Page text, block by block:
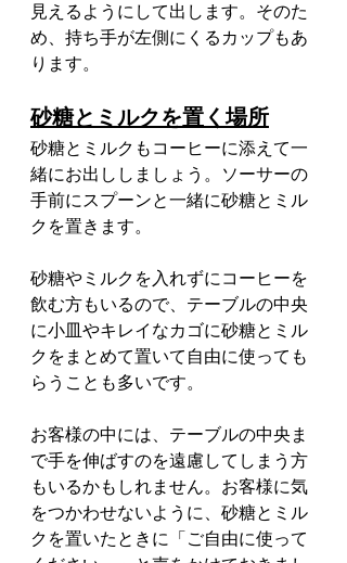
見えるようにして出します。そのた
め、持ち手が左側にくるカップもあ
ります。
砂糖とミルクを置く場所
砂糖とミルクもコーヒーに添えて一
緒にお出ししましょう。ソーサーの
手前にスプーンと一緒に砂糖とミル
クを置きます。
砂糖やミルクを入れずにコーヒーを
飲む方もいるので、テーブルの中央
に小皿やキレイなカゴに砂糖とミル
クをまとめて置いて自由に使っても
らうことも多いです。
お客様の中には、テーブルの中央ま
で手を伸ばすのを遠慮してしまう方
もいるかもしれません。お客様に気
をつかわせないように、砂糖とミル
クを置いたときに「ご自由に使って